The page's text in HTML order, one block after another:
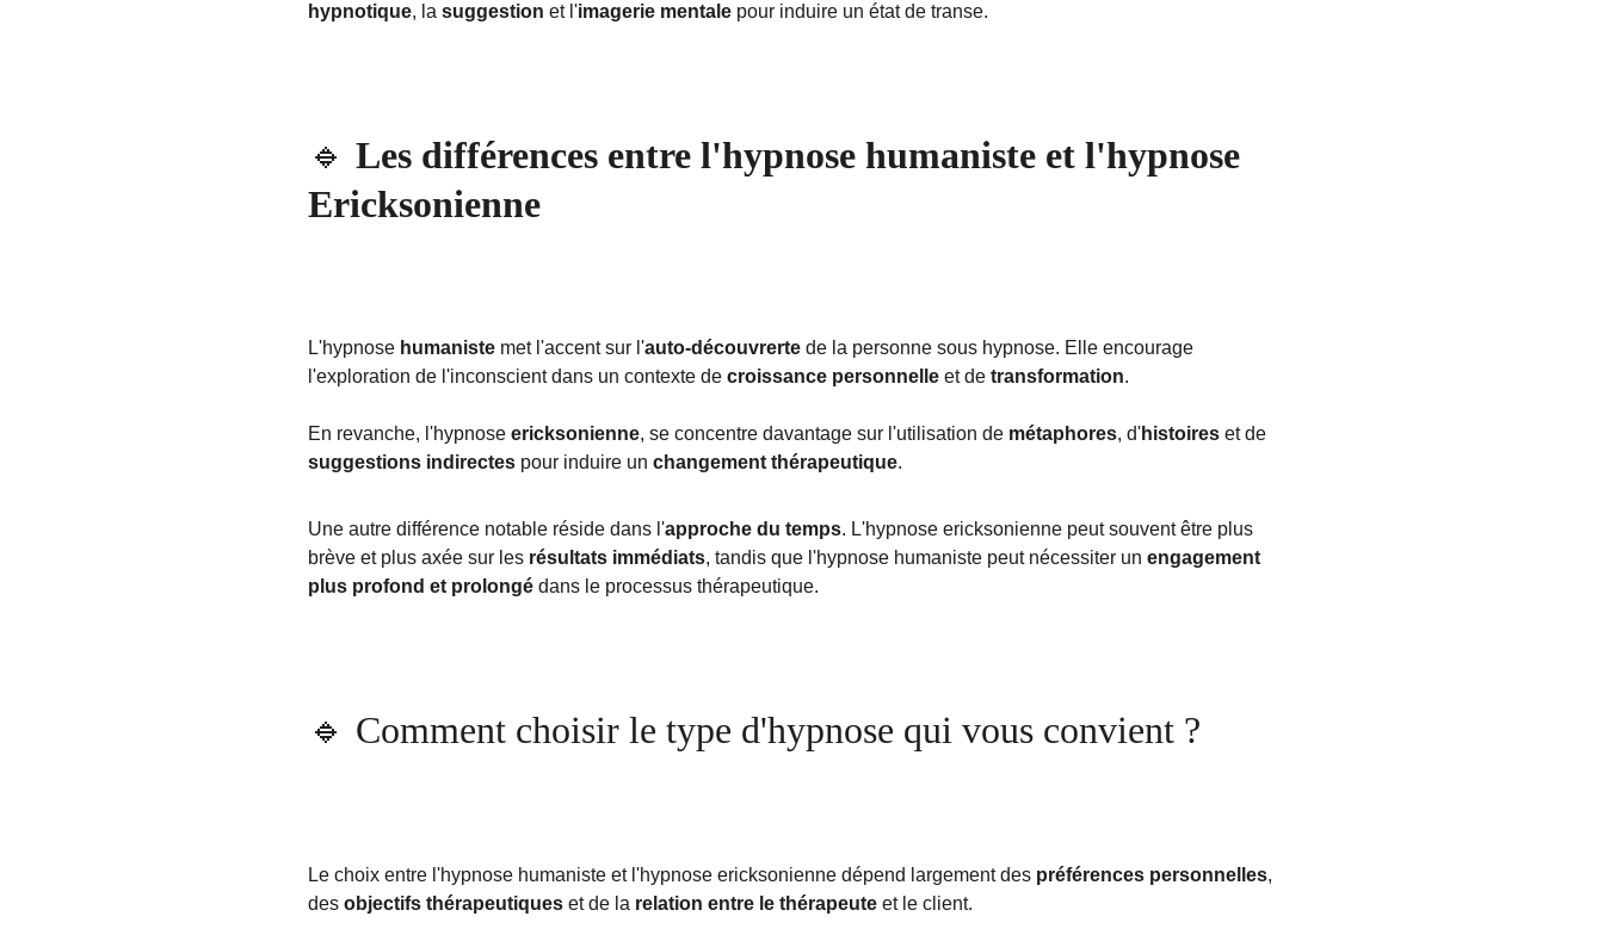
hypnotique, la suggestion et l'imagerie mentale pour induire un état de transe.
🔹 Les différences entre l'hypnose humaniste et l'hypnose
Ericksonienne
L'hypnose humaniste met l'accent sur l'auto-découvrerte de la personne sous hypnose. Elle encourage
l'exploration de l'inconscient dans un contexte de croissance personnelle et de transformation.
En revanche, l'hypnose ericksonienne, se concentre davantage sur l'utilisation de métaphores, d'histoires et de
suggestions indirectes pour induire un changement thérapeutique.
Une autre différence notable réside dans l'approche du temps. L'hypnose ericksonienne peut souvent être plus
brève et plus axée sur les résultats immédiats, tandis que l'hypnose humaniste peut nécessiter un engagement
plus profond et prolongé dans le processus thérapeutique.
🔹 Comment choisir le type d'hypnose qui vous convient ?
Le choix entre l'hypnose humaniste et l'hypnose ericksonienne dépend largement des préférences personnelles,
des objectifs thérapeutiques et de la relation entre le thérapeute et le client.